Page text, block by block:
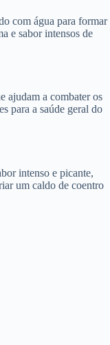
com água para formar
e sabor intensos de
ajudam a combater os
para a saúde geral do
intenso e picante,
um caldo de coentro